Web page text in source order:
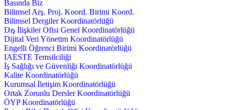
Basında Biz
Bilimsel Arş. Proj. Koord. Birimi Koord.
Bilimsel Dergiler Koordinatörlüğü
Dış İlişkiler Ofisi Genel Koordinatörlüğü
Dijital Veri Yönetim Koordinatörlüğü
Engelli Öğrenci Birimi Koordinatörlüğü
IAESTE Temsilciliği
İş Sağlığı ve Güvenliği Koordinatörlüğü
Kalite Koordinatörlüğü
Kurumsal İletişim Koordinatörlüğü
Ortak Zorunlu Dersler Koordinatörlüğü
ÖYP Koordinatörlüğü